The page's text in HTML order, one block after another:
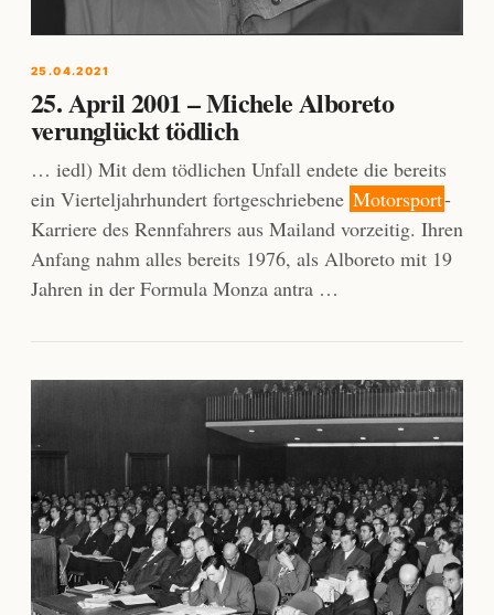
25.04.2021
25. April 2001 – Michele Alboreto
verunglückt tödlich
… iedl) Mit dem tödlichen Unfall endete die bereits
ein Vierteljahrhundert fortgeschriebene Motorsport-
Karriere des Rennfahrers aus Mailand vorzeitig. Ihren
Anfang nahm alles bereits 1976, als Alboreto mit 19
Jahren in der Formula Monza antra …